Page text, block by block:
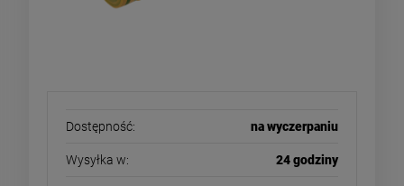
Dostępność: na wyczerpaniu
Wysyłka w: 24 godziny